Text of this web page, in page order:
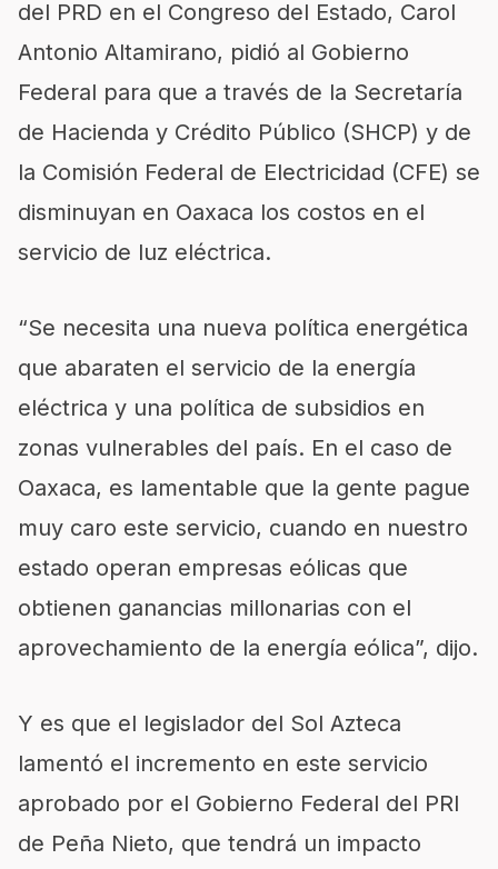
del PRD en el Congreso del Estado, Carol
Antonio Altamirano, pidió al Gobierno
Federal para que a través de la Secretaría
de Hacienda y Crédito Público (SHCP) y de
la Comisión Federal de Electricidad (CFE) se
disminuyan en Oaxaca los costos en el
servicio de luz eléctrica.
“Se necesita una nueva política energética
que abaraten el servicio de la energía
eléctrica y una política de subsidios en
zonas vulnerables del país. En el caso de
Oaxaca, es lamentable que la gente pague
muy caro este servicio, cuando en nuestro
estado operan empresas eólicas que
obtienen ganancias millonarias con el
aprovechamiento de la energía eólica”, dijo.
Y es que el legislador del Sol Azteca
lamentó el incremento en este servicio
aprobado por el Gobierno Federal del PRI
de Peña Nieto, que tendrá un impacto